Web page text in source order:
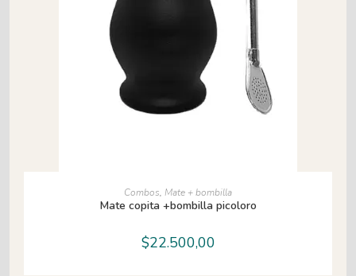
AÑADIR AL CARRITO
Combos, Mate + bombilla
Mate copita +bombilla picoloro
$22.500,00